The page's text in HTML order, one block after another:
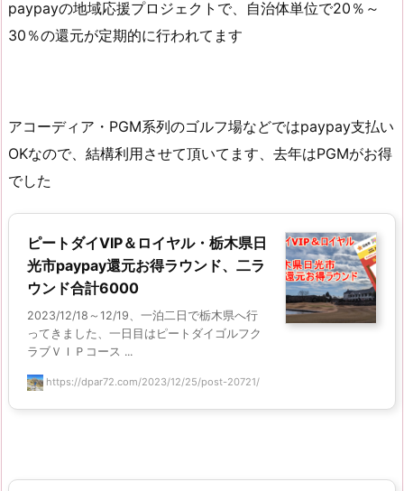
paypayの地域応援プロジェクトで、自治体単位で20％～
30％の還元が定期的に行われてます
アコーディア・PGM系列のゴルフ場などではpaypay支払い
OKなので、結構利用させて頂いてます、去年はPGMがお得
でした
ピートダイVIP＆ロイヤル・栃木県日
光市paypay還元お得ラウンド、二ラ
ウンド合計6000
2023/12/18～12/19、一泊二日で栃木県へ行
ってきました、一日目はピートダイゴルフク
ラブＶＩＰコース ...
https://dpar72.com/2023/12/25/post-20721/